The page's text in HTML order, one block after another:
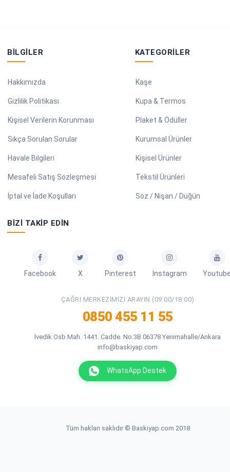
BILGILER
Hakkımızda
Gizlilik Politikası
Kişisel Verilerin Korunması
Sıkça Sorulan Sorular
Havale Bilgileri
Mesafeli Satış Sözleşmesi
İptal ve İade Koşulları
KATEGORILER
Kaşe
Kupa & Termos
Plaket & Ödüller
Kurumsal Ürünler
Kişisel Ürünler
Tekstil Ürünleri
Söz / Nişan / Düğün
BIZI TAKIP EDIN
Facebook X Pinterest Instagram
ÇAĞRI MERKEZIMIZI ARAYIN (09:00/18:00)
0850 455 11 55
İvedik Osb Mah. 1441. Cadde. No:3B 06378 Yenimahalle/Ankara
info@baskiyap.com
WhatsApp Destek
Tüm hakları saklıdır © Baskiyap.com 2018